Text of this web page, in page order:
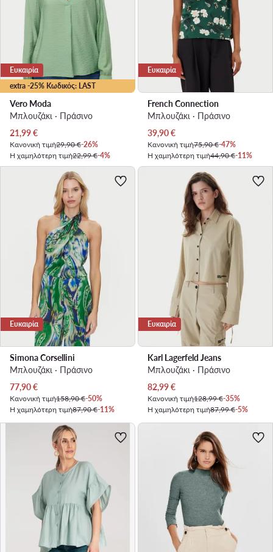
extra -25% Κωδικός: LAST
Ευκαιρία
Vero Moda
Μπλουζάκι · Πράσινο
Τρέχουσα τιμή
21,99€
Κανονική τιμή29,90 €-26%
Η χαμηλότερη τιμή22,99 €-4%
Ευκαιρία
French Connection
Μπλουζάκι · Πράσινο
Τρέχουσα τιμή
39,90€
Κανονική τιμή75,90 €-47%
Η χαμηλότερη τιμή44,90 €-11%
Ευκαιρία
Simona Corsellini
Μπλουζάκι · Πράσινο
Τρέχουσα τιμή
77,90€
Κανονική τιμή158,90 €-50%
Η χαμηλότερη τιμή87,90 €-11%
Ευκαιρία
Karl Lagerfeld Jeans
Μπλουζάκι · Πράσινο
Τρέχουσα τιμή
82,99€
Κανονική τιμή128,99 €-35%
Η χαμηλότερη τιμή87,99 €-5%